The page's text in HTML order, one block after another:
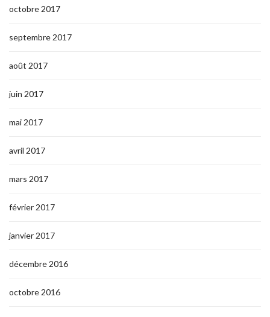
octobre 2017
septembre 2017
août 2017
juin 2017
mai 2017
avril 2017
mars 2017
février 2017
janvier 2017
décembre 2016
octobre 2016